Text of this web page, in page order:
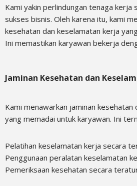
Kami yakin perlindungan tenaga kerja
sukses bisnis. Oleh karena itu, kami
kesehatan dan keselamatan kerja
Ini memastikan karyawan bekerja
Jaminan Kesehatan dan
Kami menawarkan jaminan kesehatan
yang memadai untuk karyawan. Ini
Pelatihan keselamatan kerja secara
Penggunaan peralatan keselamatan
Pemeriksaan kesehatan secara